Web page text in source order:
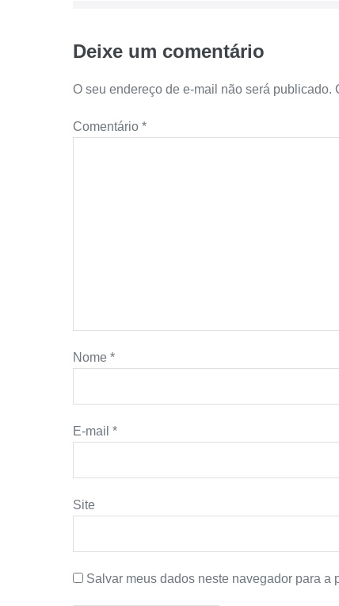
Deixe um comentário
O seu endereço de e-mail não será publicado.
Comentário *
Nome *
E-mail *
Site
Salvar meus dados neste navegador para a